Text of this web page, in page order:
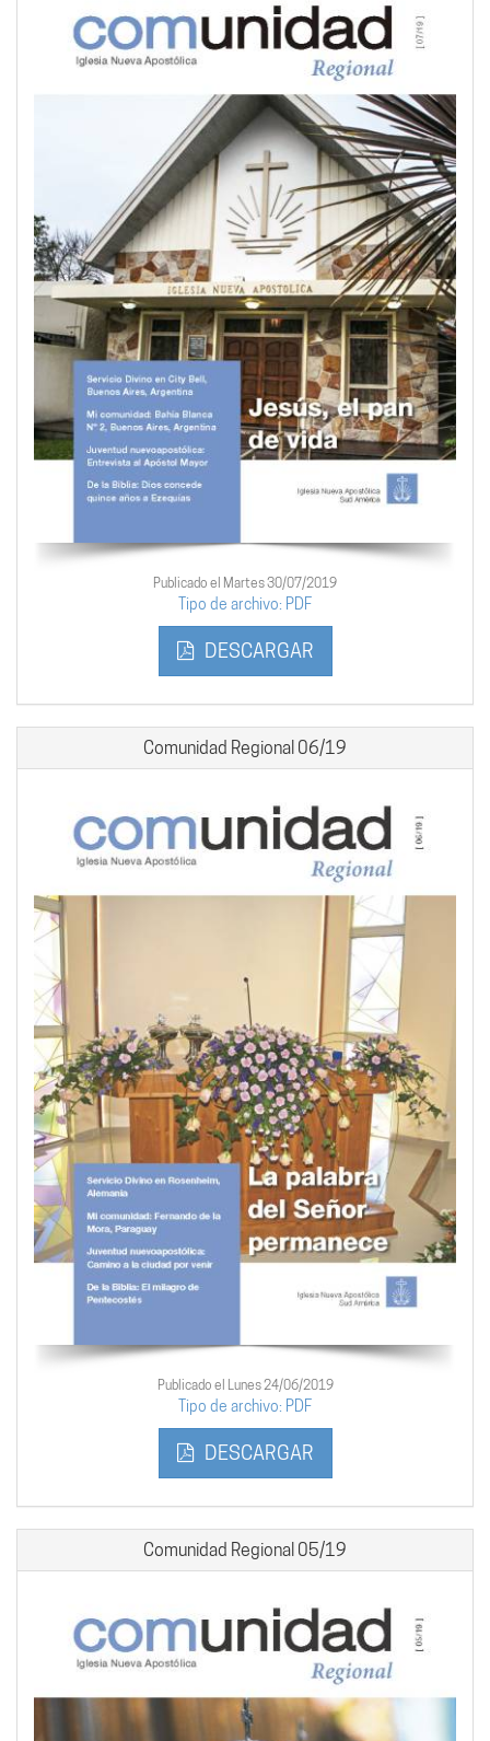
Publicado el Martes 30/07/2019
Tipo de archivo: PDF
DESCARGAR
Comunidad Regional 06/19
Publicado el Lunes 24/06/2019
Tipo de archivo: PDF
DESCARGAR
Comunidad Regional 05/19